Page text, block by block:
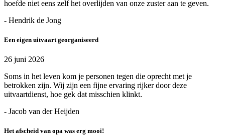
hoefde niet eens zelf het overlijden van onze zuster aan te geven.
- Hendrik de Jong
Een eigen uitvaart georganiseerd
26 juni 2026
Soms in het leven kom je personen tegen die oprecht met je
betrokken zijn. Wij zijn een fijne ervaring rijker door deze
uitvaartdienst, hoe gek dat misschien klinkt.
- Jacob van der Heijden
Het afscheid van opa was erg mooi!